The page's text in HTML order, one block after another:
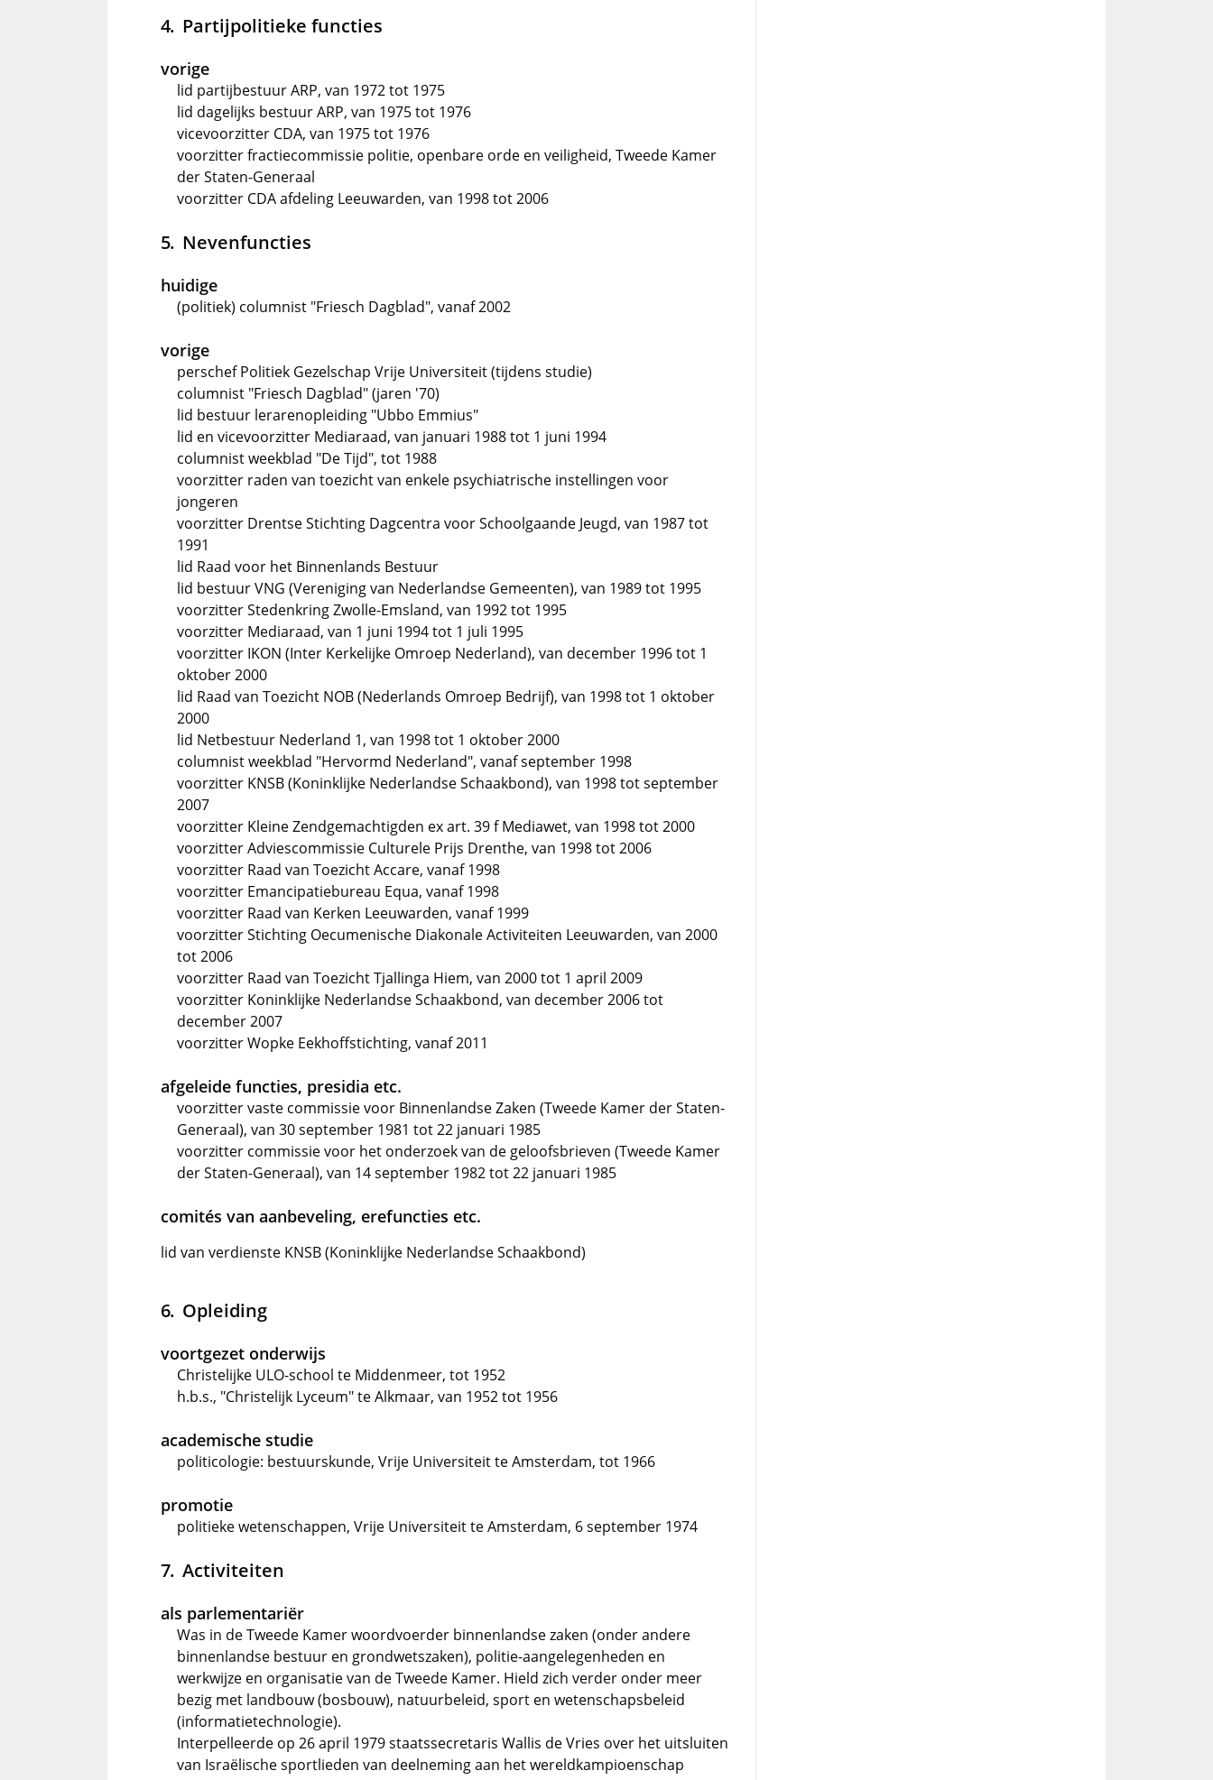
Partijpolitieke functies
vorige
lid partijbestuur ARP, van 1972 tot 1975
lid dagelijks bestuur ARP, van 1975 tot 1976
vicevoorzitter CDA, van 1975 tot 1976
voorzitter fractiecommissie politie, openbare orde en veiligheid, Tweede Kamer
der Staten-Generaal
voorzitter CDA afdeling Leeuwarden, van 1998 tot 2006
Nevenfuncties
huidige
(politiek) columnist "Friesch Dagblad", vanaf 2002
vorige
perschef Politiek Gezelschap Vrije Universiteit (tijdens studie)
columnist "Friesch Dagblad" (jaren '70)
lid bestuur lerarenopleiding "Ubbo Emmius"
lid en vicevoorzitter Mediaraad, van januari 1988 tot 1 juni 1994
columnist weekblad "De Tijd", tot 1988
voorzitter raden van toezicht van enkele psychiatrische instellingen voor
jongeren
voorzitter Drentse Stichting Dagcentra voor Schoolgaande Jeugd, van 1987 tot
1991
lid Raad voor het Binnenlands Bestuur
lid bestuur VNG (Vereniging van Nederlandse Gemeenten), van 1989 tot 1995
voorzitter Stedenkring Zwolle-Emsland, van 1992 tot 1995
voorzitter Mediaraad, van 1 juni 1994 tot 1 juli 1995
voorzitter IKON (Inter Kerkelijke Omroep Nederland), van december 1996 tot 1
oktober 2000
lid Raad van Toezicht NOB (Nederlands Omroep Bedrijf), van 1998 tot 1 oktober
2000
lid Netbestuur Nederland 1, van 1998 tot 1 oktober 2000
columnist weekblad "Hervormd Nederland", vanaf september 1998
voorzitter KNSB (Koninklijke Nederlandse Schaakbond), van 1998 tot september
2007
voorzitter Kleine Zendgemachtigden ex art. 39 f Mediawet, van 1998 tot 2000
voorzitter Adviescommissie Culturele Prijs Drenthe, van 1998 tot 2006
voorzitter Raad van Toezicht Accare, vanaf 1998
voorzitter Emancipatiebureau Equa, vanaf 1998
voorzitter Raad van Kerken Leeuwarden, vanaf 1999
voorzitter Stichting Oecumenische Diakonale Activiteiten Leeuwarden, van 2000
tot 2006
voorzitter Raad van Toezicht Tjallinga Hiem, van 2000 tot 1 april 2009
voorzitter Koninklijke Nederlandse Schaakbond, van december 2006 tot
december 2007
voorzitter Wopke Eekhoffstichting, vanaf 2011
afgeleide functies, presidia etc.
voorzitter vaste commissie voor Binnenlandse Zaken (Tweede Kamer der Staten-
Generaal), van 30 september 1981 tot 22 januari 1985
voorzitter commissie voor het onderzoek van de geloofsbrieven (Tweede Kamer
der Staten-Generaal), van 14 september 1982 tot 22 januari 1985
comités van aanbeveling, erefuncties etc.
lid van verdienste KNSB (Koninklijke Nederlandse Schaakbond)
Opleiding
voortgezet onderwijs
Christelijke ULO-school te Middenmeer, tot 1952
h.b.s., "Christelijk Lyceum" te Alkmaar, van 1952 tot 1956
academische studie
politicologie: bestuurskunde, Vrije Universiteit te Amsterdam, tot 1966
promotie
politieke wetenschappen, Vrije Universiteit te Amsterdam, 6 september 1974
Activiteiten
als parlementariër
Was in de Tweede Kamer woordvoerder binnenlandse zaken (onder andere
binnenlandse bestuur en grondwetszaken), politie-aangelegenheden en
werkwijze en organisatie van de Tweede Kamer. Hield zich verder onder meer
bezig met landbouw (bosbouw), natuurbeleid, sport en wetenschapsbeleid
(informatietechnologie).
Interpelleerde op 26 april 1979 staatssecretaris Wallis de Vries over het uitsluiten
van Israëlische sportlieden van deelneming aan het wereldkampioenschap